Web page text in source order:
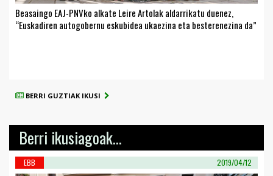
Beasaingo EAJ-PNVko alkate Leire Artolak aldarrikatu duenez,
“Euskadiren autogobernu eskubidea ukaezina eta besterenezina da”
BERRI GUZTIAK IKUSI
Berri ikusiagoak...
EBB 2019/04/12